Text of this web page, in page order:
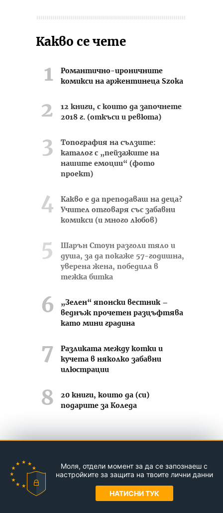
Какво се чете
Романтично-ироничните
комикси на аржентинеца Szoka
12 книги, с които да започнете
2018 г. (откъси и ревюта)
Топография на сълзите:
каталог с „пейзажите на
нашите емоции“ (фото
проект)
Какво е да преподаваш на деца?
Учител отговаря със забавни
комикси (и много любов)
Шарън Стоун разголи тяло и
душа, за да покаже 57-годишна,
уверена жена, победила в
тежка битка
„Зелен“ японски вестник –
веднъж прочетен разцъфтява
като мини градина
Разликата между котки и
кучета в няколко забавни
илюстрации
20 книги, които да (си)
подарите за Коледа
Контакти За нас Реклама
© Jasmin.bg 2011-2026
Моля, отдели момент за да се запознаеш с
настройките за защита на твоите лични данни
НАТИСНИ ТУК